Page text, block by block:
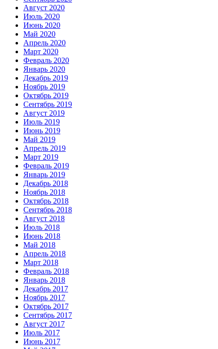
Август 2020
Июль 2020
Июнь 2020
Май 2020
Апрель 2020
Март 2020
Февраль 2020
Январь 2020
Декабрь 2019
Ноябрь 2019
Октябрь 2019
Сентябрь 2019
Август 2019
Июль 2019
Июнь 2019
Май 2019
Апрель 2019
Март 2019
Февраль 2019
Январь 2019
Декабрь 2018
Ноябрь 2018
Октябрь 2018
Сентябрь 2018
Август 2018
Июль 2018
Июнь 2018
Май 2018
Апрель 2018
Март 2018
Февраль 2018
Январь 2018
Декабрь 2017
Ноябрь 2017
Октябрь 2017
Сентябрь 2017
Август 2017
Июль 2017
Июнь 2017